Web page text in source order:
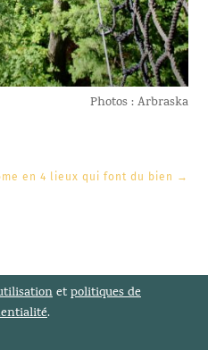
Photos : Arbraska
en 4 lieux qui font du bien →
etpolitiques de
.